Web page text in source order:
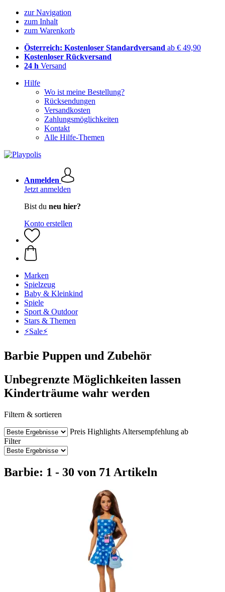
zur Navigation
zum Inhalt
zum Warenkorb
Österreich: Kostenloser Standardversand ab € 49,90
Kostenloser Rückversand
24 h Versand
Hilfe
Wo ist meine Bestellung?
Rücksendungen
Versandkosten
Zahlungsmöglichkeiten
Kontakt
Alle Hilfe-Themen
Anmelden
Jetzt anmelden
Bist du neu hier?
Konto erstellen
Marken
Spielzeug
Baby & Kleinkind
Spiele
Sport & Outdoor
Stars & Themen
⚡️Sale⚡️
Barbie Puppen und Zubehör
Unbegrenzte Möglichkeiten lassen
Kinderträume wahr werden
Filtern & sortieren
Preis Highlights Altersempfehlung ab
Filter
Barbie: 1 - 30 von 71 Artikeln